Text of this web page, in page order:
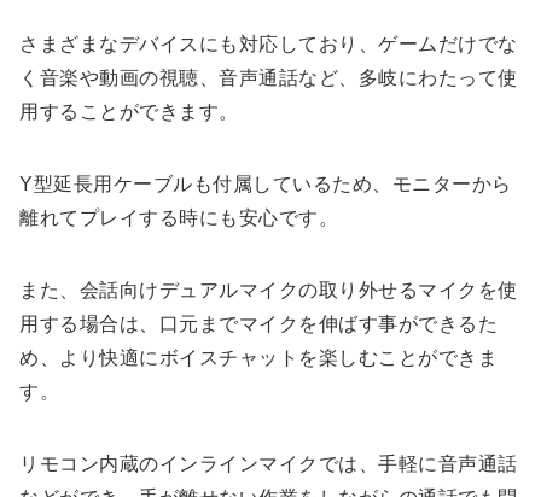
さまざまなデバイスにも対応しており、ゲームだけでな
く音楽や動画の視聴、音声通話など、多岐にわたって使
用することができます。
Y型延長用ケーブルも付属しているため、モニターから
離れてプレイする時にも安心です。
また、会話向けデュアルマイクの取り外せるマイクを使
用する場合は、口元までマイクを伸ばす事ができるた
め、より快適にボイスチャットを楽しむことができま
す。
リモコン内蔵のインラインマイクでは、手軽に音声通話